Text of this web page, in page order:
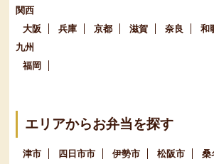
関西
大阪
兵庫 京都 滋賀 奈良
和
九州
福岡
エリアからお弁当を探す
津市 四日市市 伊勢市 松阪市 桑